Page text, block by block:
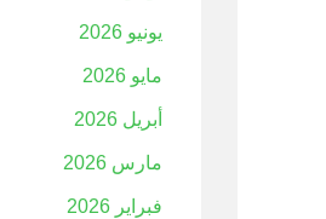
يونيو 2026
مايو 2026
أبريل 2026
مارس 2026
فبراير 2026